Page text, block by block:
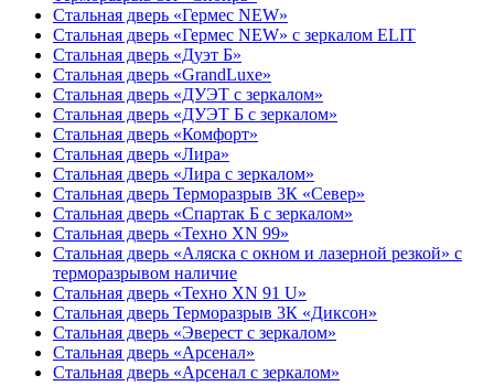
Стальная дверь «Гермес NEW»
Стальная дверь «Гермес NEW» с зеркалом ELIT
Стальная дверь «Дуэт Б»
Стальная дверь «GrandLuxe»
Стальная дверь «ДУЭТ с зеркалом»
Стальная дверь «ДУЭТ Б с зеркалом»
Стальная дверь «Комфорт»
Стальная дверь «Лира»
Стальная дверь «Лира с зеркалом»
Стальная дверь Терморазрыв 3К «Север»
Стальная дверь «Спартак Б с зеркалом»
Стальная дверь «Техно XN 99»
Стальная дверь «Аляска с окном и лазерной резкой» с
терморазрывом наличие
Стальная дверь «Техно XN 91 U»
Стальная дверь Терморазрыв 3К «Диксон»
Стальная дверь «Эверест с зеркалом»
Стальная дверь «Арсенал»
Стальная дверь «Арсенал с зеркалом»